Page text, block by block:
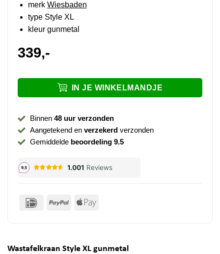
merk Wiesbaden
type Style XL
kleur gunmetal
339,-
IN JE WINKELMANDJE
Binnen 48 uur verzonden
Aangetekend en verzekerdverzonden
Gemiddelde beoordeling 9.5
IDeal PayPal Apple
Wastafelkraan Style XL gunmetal